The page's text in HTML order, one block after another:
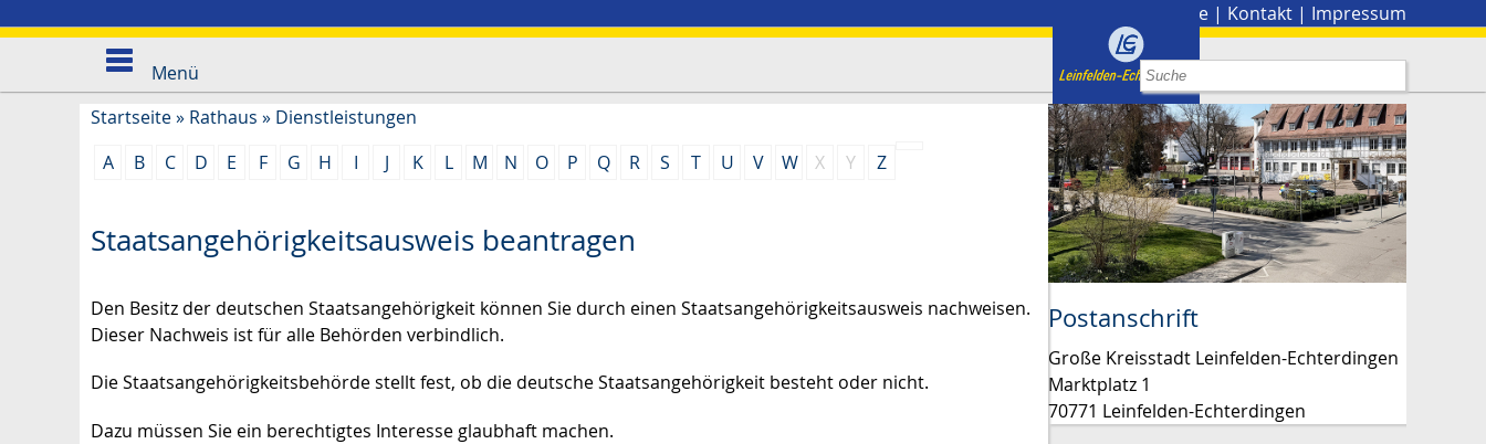
Presse | Kontakt | Impressum
Menü
Startseite» Rathaus » Dienstleistungen
A
B C D E F G H I J K L M N O P Q R S T U V W X Y Z
Staatsangehörigkeitsausweis beantragen
Den Besitz der deutschen Staatsangehörigkeit können Sie durch einen Staatsangehörigkeitsausweis nachweisen.
Dieser Nachweis ist für alle Behörden verbindlich.
Die Staatsangehörigkeitsbehörde stellt fest, ob die deutsche Staatsangehörigkeit besteht oder nicht.
Dazu müssen Sie ein berechtigtes Interesse glaubhaft machen.
Postanschrift
Große Kreisstadt Leinfelden-Echterdingen
Marktplatz 1
70771 Leinfelden-Echterdingen